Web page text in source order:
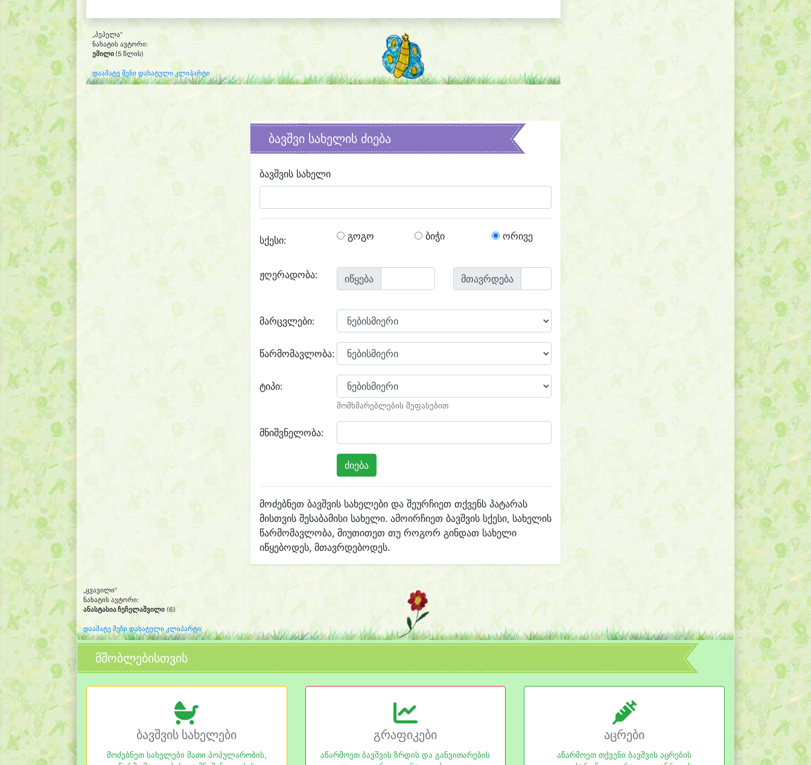
„პეპელა“
ნახატის ავტორი:
ემილი (5 წლის)
დაამატე შენი დახატული კლიპარტი
ბავშვი სახელის ძიება
ბავშვის სახელი
სქესი: გოგო ბიჭი ორივე
ჟღერადობა: იწყება მთავრდება
მარცვლები:
წარმომავლობა:
ტიპი:
მომხმარებლების შეფასებით
მნიშვნელობა:
მოძებნეთ ბავშვის სახელები და შეურჩიეთ თქვენს პატარას
მისთვის შესაბამისი სახელი. ამოირჩიეთ ბავშვის სქესი, სახელის
წარმომავლობა, მიუთითეთ თუ როგორ გინდათ სახელი
იწყებოდეს, მთავრდებოდეს.
„ყვავილი“
ნახატის ავტორი:
ანასტასია ჩეჩელაშვილი (6)
დაამატე შენი დახატული კლიპარტი
მშობლებისთვის
ბავშვის სახელები
მოძებნეთ სახელები მათი პოპულარობის,
გრაფიკები
აწარმოეთ ბავშვის ზრდის და განვითარების
აცრები
აწარმოეთ თქვენი ბავშვის აცრების